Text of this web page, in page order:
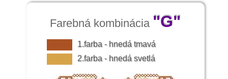
Farebná kombinácia "G"
1.farba - hnedá tmavá
2.farba - hnedá svetlá